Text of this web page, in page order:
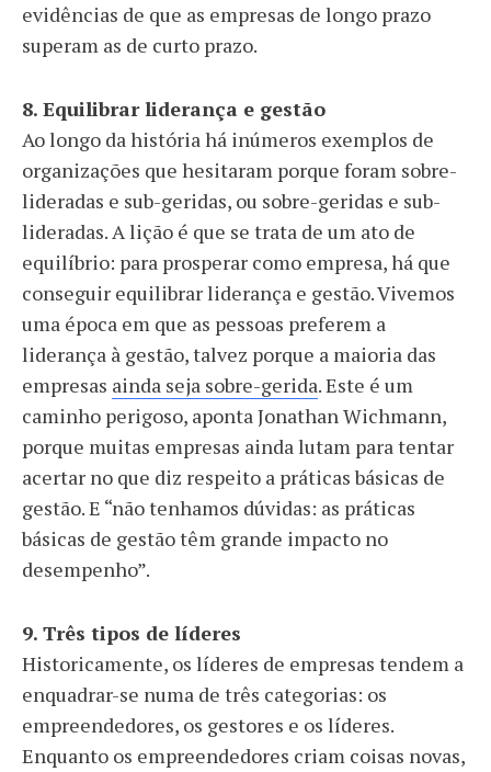
evidências de que as empresas de longo prazo
superam as de curto prazo.
8. Equilibrar liderança e gestão
Ao longo da história há inúmeros exemplos de
organizações que hesitaram porque foram sobre-
lideradas e sub-geridas, ou sobre-geridas e sub-
lideradas. A lição é que se trata de um ato de
equilíbrio: para prosperar como empresa, há que
conseguir equilibrar liderança e gestão. Vivemos
uma época em que as pessoas preferem a
liderança à gestão, talvez porque a maioria das
empresas ainda seja sobre-gerida. Este é um
caminho perigoso, aponta Jonathan Wichmann,
porque muitas empresas ainda lutam para tentar
acertar no que diz respeito a práticas básicas de
gestão. E “não tenhamos dúvidas: as práticas
básicas de gestão têm grande impacto no
desempenho”.
9. Três tipos de líderes
Historicamente, os líderes de empresas tendem a
enquadrar-se numa de três categorias: os
empreendedores, os gestores e os líderes.
Enquanto os empreendedores criam coisas novas,